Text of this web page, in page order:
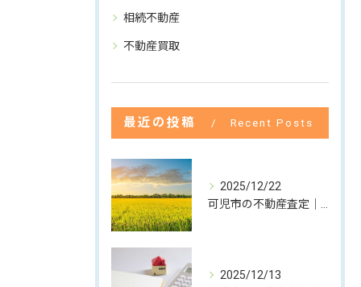
相続不動産
不動産買取
最近の投稿 Recent Posts
2025/12/22
2025/12/13